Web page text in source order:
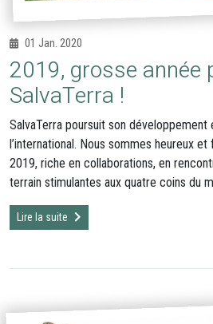
01 Jan. 2020
2019, grosse année
SalvaTerra !
SalvaTerra poursuit son développement
l’international. Nous sommes heureux
2019, riche en collaborations, en
terrain stimulantes aux quatre coins du
Lire la suite